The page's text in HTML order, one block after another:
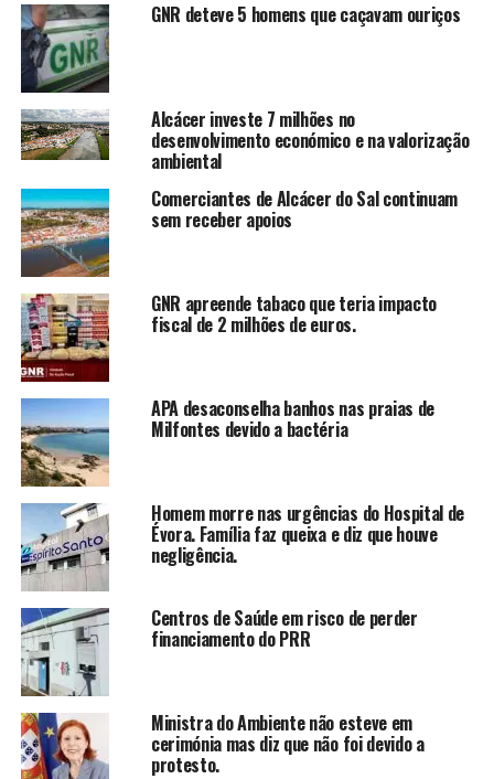
GNR deteve 5 homens que caçavam ouriços
Alcácer investe 7 milhões no
desenvolvimento económico e na valorização
ambiental
Comerciantes de Alcácer do Sal continuam
sem receber apoios
GNR apreende tabaco que teria impacto
fiscal de 2 milhões de euros.
APA desaconselha banhos nas praias de
Milfontes devido a bactéria
Homem morre nas urgências do Hospital de
Évora. Família faz queixa e diz que houve
negligência.
Centros de Saúde em risco de perder
financiamento do PRR
Ministra do Ambiente não esteve em
cerimónia mas diz que não foi devido a
protesto.